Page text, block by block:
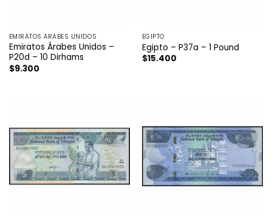
EMIRATOS ÁRABES UNIDOS
Emiratos Árabes Unidos –
P20d – 10 Dirhams
$9.300
EGIPTO
Egipto – P37a – 1 Pound
$15.400